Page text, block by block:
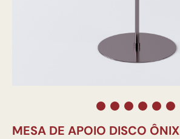
MESA DE APOIO DISCO ÔNIX